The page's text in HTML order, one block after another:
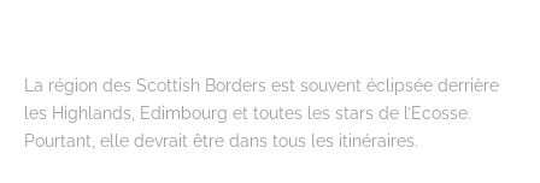
La région des Scottish Borders est souvent éclipsée derrière
les Highlands, Edimbourg et toutes les stars de l’Ecosse.
Pourtant, elle devrait être dans tous les itinéraires.